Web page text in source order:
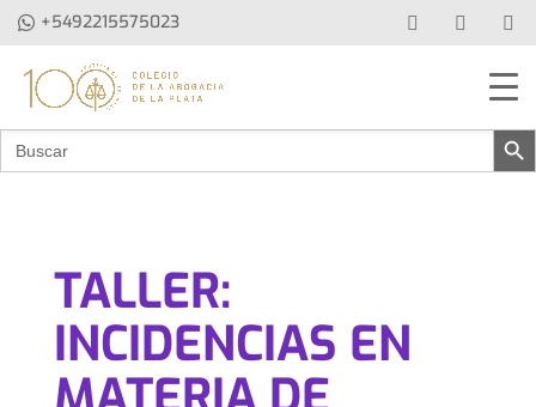
+5492215575023
Buscar: Botón de
TALLER:
INCIDENCIAS EN